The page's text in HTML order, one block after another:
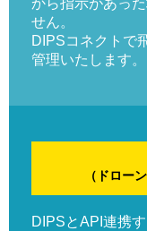
から指示があっ
せん。
DIPSコネクトで
管理いたします。
（ドロー
DIPSとAPI連携